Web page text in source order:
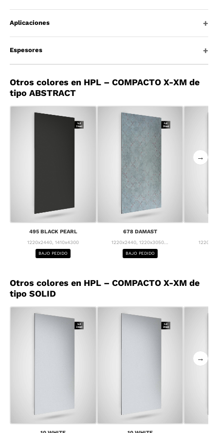
Aplicaciones
Espesores
Otros colores en HPL – COMPACTO X-XM de
tipo ABSTRACT
495 BLACK PEARL
1220x2440, 1410x4300
BAJO PEDIDO
678 DAMAST
1220x2440, 1220x3050...
BAJO PEDIDO
→
Otros colores en HPL – COMPACTO X-XM de
tipo SOLID
→